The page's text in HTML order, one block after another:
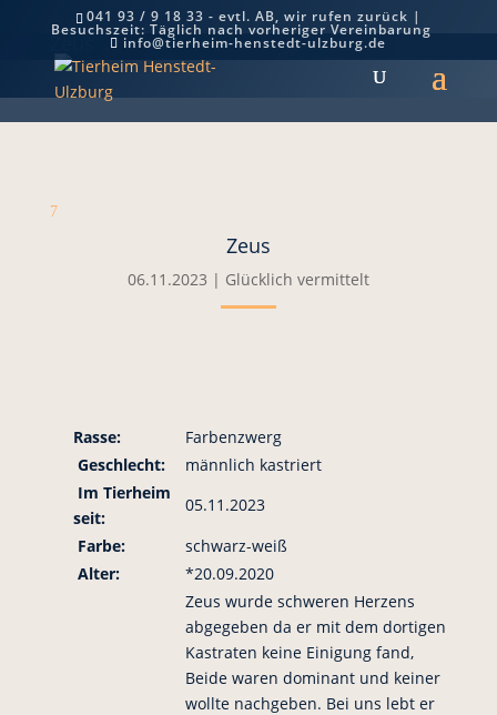
041 93 / 9 18 33 - evtl. AB, wir rufen zurück |
Besuchszeit: Täglich nach vorheriger Vereinbarung
info@tierheim-henstedt-ulzburg.de
Zeus
7
Zeus
06.11.2023 | Glücklich vermittelt
Rasse:
Farbenzwerg
Geschlecht:
männlich kastriert
Im Tierheim
seit:
05.11.2023
Farbe:
schwarz-weiß
Alter:
*20.09.2020
Zeus wurde schweren Herzens
abgegeben da er mit dem dortigen
Kastraten keine Einigung fand,
Beide waren dominant und keiner
wollte nachgeben. Bei uns lebt er